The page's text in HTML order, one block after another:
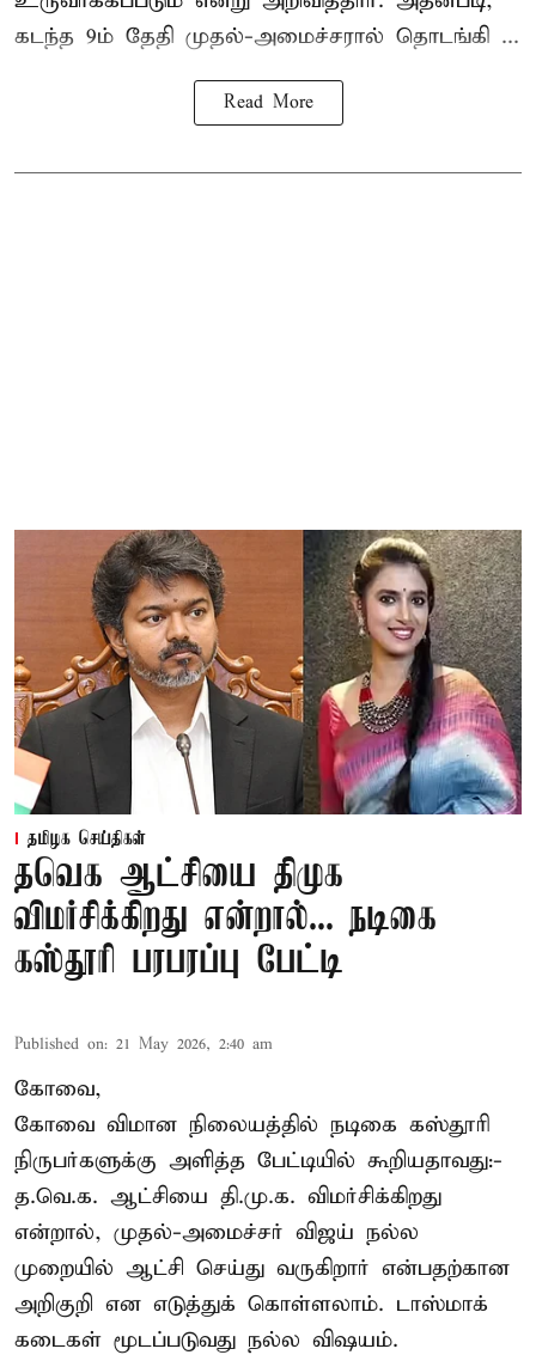
கடந்த 9ம் தேதி முதல்-அமைச்சரால் தொடங்கி ...
Read More
தமிழக செய்திகள்
தவெக ஆட்சியை திமுக
விமர்சிக்கிறது என்றால்... நடிகை
கஸ்தூரி பரபரப்பு பேட்டி
Published on: 21 May 2026, 2:40 am
கோவை,
கோவை விமான நிலையத்தில் நடிகை கஸ்தூரி
நிருபர்களுக்கு அளித்த பேட்டியில் கூறியதாவது:-
த.வெ.க. ஆட்சியை தி.மு.க. விமர்சிக்கிறது
என்றால், முதல்-அமைச்சர் விஜய் நல்ல
முறையில் ஆட்சி செய்து வருகிறார் என்பதற்கான
அறிகுறி என எடுத்துக் கொள்ளலாம். டாஸ்மாக்
கடைகள் மூடப்படுவது நல்ல விஷயம்.